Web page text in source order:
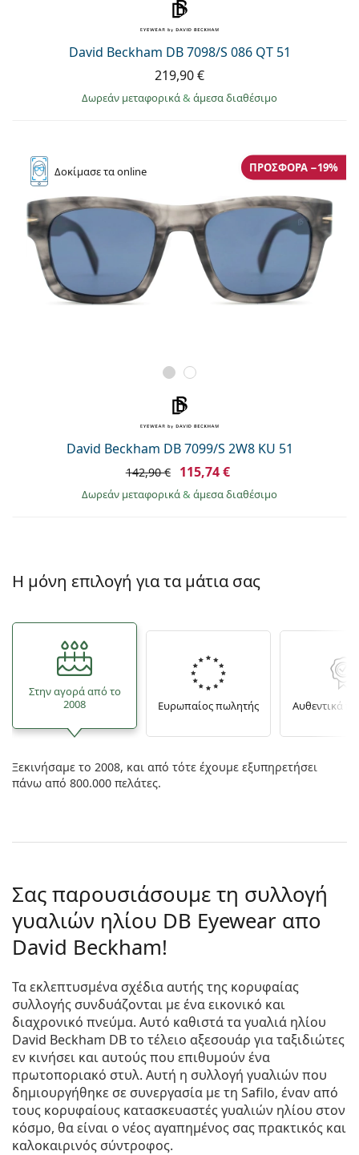
David Beckham DB 7098/S 086 QT 51
219,90 €
Δωρεάν μεταφορικά& άμεσα διαθέσιμο
Δοκίμασετα online
David Beckham DB 7099/S 2W8 KU 51
ΠΡΟΣΦΟΡΆ −19%
142,90 € 115,74 €
Δωρεάν μεταφορικά& άμεσα διαθέσιμο
Η μόνη επιλογή για τα μάτια σας
Στην αγορά από το
2008
Ευρωπαίος πωλητής Αυθεντικά
Ξεκινήσαμε το 2008, και από τότε έχουμε εξυπηρετήσει
πάνω από 800.000 πελάτες.
Σας παρουσιάσουμε τη συλλογή
γυαλιών ηλίου DB Eyewear απο
David Beckham!
Τα εκλεπτυσμένα σχέδια αυτής της κορυφαίας
συλλογής συνδυάζονται με ένα εικονικό και
διαχρονικό πνεύμα. Αυτό καθιστά τα γυαλιά ηλίου
David Beckham DB το τέλειο αξεσουάρ για ταξιδιώτες
εν κινήσει και αυτούς που επιθυμούν ένα
πρωτοποριακό στυλ. Αυτή η συλλογή γυαλιών που
δημιουργήθηκε σε συνεργασία με τη Safilo, έναν από
τους κορυφαίους κατασκευαστές γυαλιών ηλίου στον
κόσμο, θα είναι ο νέος αγαπημένος σας πρακτικός και
καλοκαιρινός σύντροφος.